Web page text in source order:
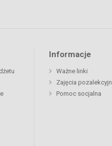
Informacje
Ważne linki
Zajęcia
Pomoc socjalna